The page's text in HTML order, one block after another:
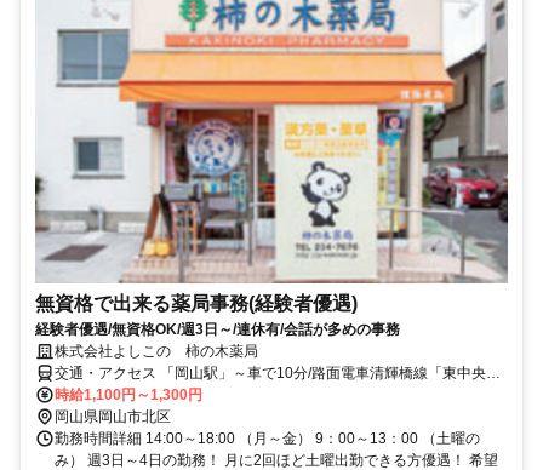
無資格で出来る薬局事務(経験者優遇)
経験者優遇/無資格OK/週3日～/連休有/会話が多めの事務
株式会社よしこの 柿の木薬局
交通・アクセス 「岡山駅」～車で10分/路面電車清輝橋線「東中央町
駅」～徒歩３分
時給1,100円～1,300円
岡山県岡山市北区
勤務時間詳細 14:00～18:00 （月～金） 9：00～13：00 （土曜の
み） 週3日～4日の勤務！ 月に2回ほど土曜出勤できる方優遇！ 希望